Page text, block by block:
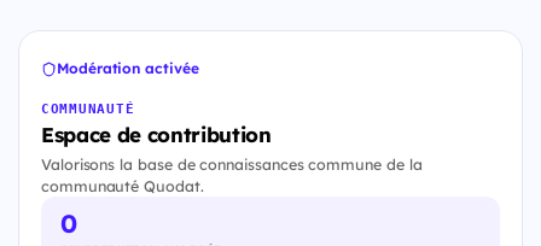
Modération activée
COMMUNAUTÉ
Espace de contribution
Valorisons la base de connaissances commune de la
communauté Quodat.
0